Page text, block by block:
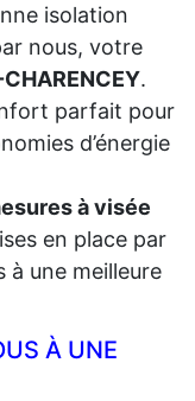
isolation
nous, votre
.
parfait pour
d’énergie
à visée
en place par
à une meilleure
À UNE